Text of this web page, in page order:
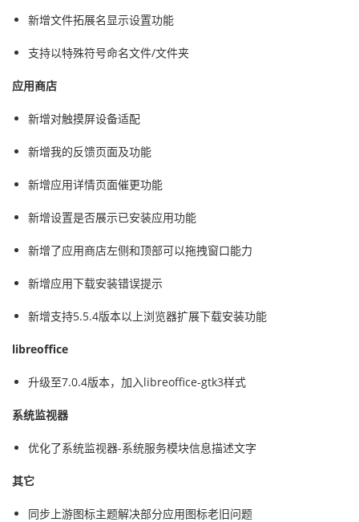
新增文件拓展名显示设置功能
支持以特殊符号命名文件/文件夹
应用商店
新增对触摸屏设备适配
新增我的反馈页面及功能
新增应用详情页面催更功能
新增设置是否展示已安装应用功能
新增了应用商店左侧和顶部可以拖拽窗口能力
新增应用下载安装错误提示
新增支持5.5.4版本以上浏览器扩展下载安装功能
libreoffice
升级至7.0.4版本，加入libreoffice-gtk3样式
系统监视器
优化了系统监视器-系统服务模块信息描述文字
其它
同步上游图标主题解决部分应用图标老旧问题